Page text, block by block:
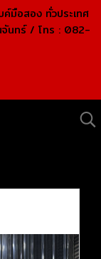
มือสอง ทั่วประเทศ
จันทร์ / โทร : 082-